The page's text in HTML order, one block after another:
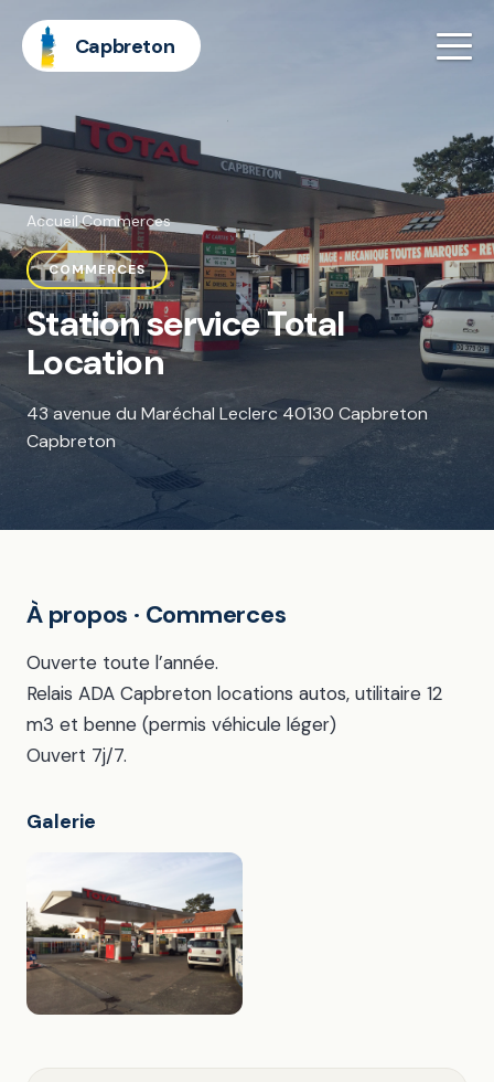
Capbreton
Accueil·Commerces
COMMERCES
Station service Total
Location
43 avenue du Maréchal Leclerc 40130 Capbreton
Capbreton
À propos · Commerces
Ouverte toute l’année.
Relais ADA Capbreton locations autos, utilitaire 12
m3 et benne (permis véhicule léger)
Ouvert 7j/7.
Galerie